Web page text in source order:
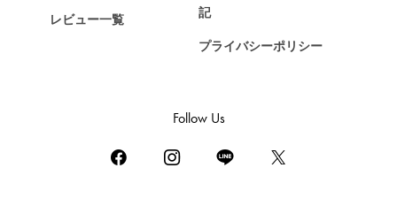
レビュー一覧
記
プライバシーポリシー
Follow Us